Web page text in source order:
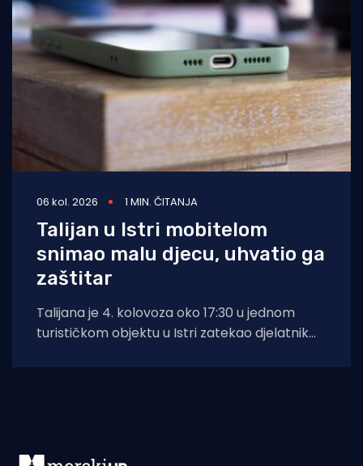
06 kol. 2026 1 MIN. ČITANJA
Talijan u Istri mobitelom
snimao malu djecu, uhvatio ga
zaštitar
Talijana je 4. kolovoza oko 17:30 u jednom
turističkom objektu u Istri zatekao djelatnik